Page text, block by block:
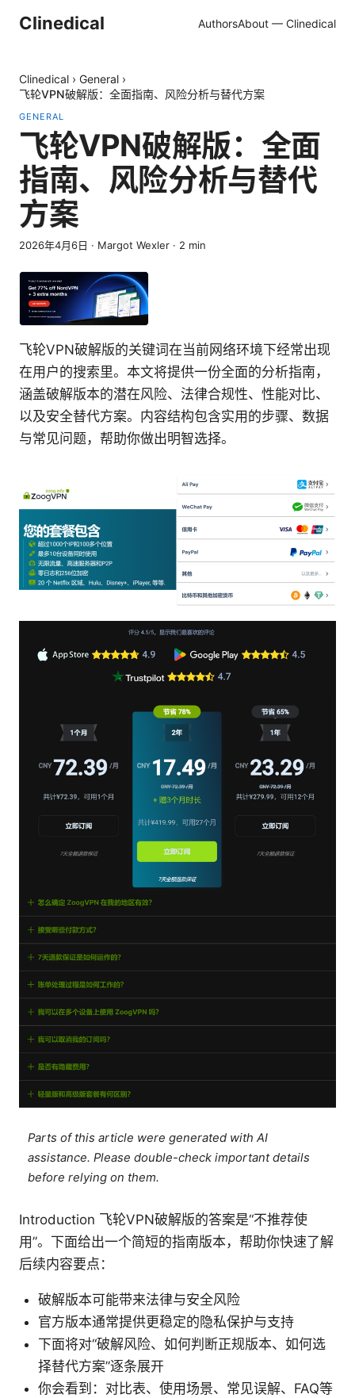
Clinedical AuthorsAbout — Clinedical
Clinedical › General ›
飞轮VPN破解版：全面指南、风险分析与替代方案
GENERAL
飞轮VPN破解版：全面
指南、风险分析与替代
方案
2026年4月6日 · Margot Wexler · 2 min
飞轮VPN破解版的关键词在当前网络环境下经常出现
在用户的搜索里。本文将提供一份全面的分析指南，
涵盖破解版本的潜在风险、法律合规性、性能对比、
以及安全替代方案。内容结构包含实用的步骤、数据
与常见问题，帮助你做出明智选择。
Parts of this article were generated with AI
assistance. Please double-check important details
before relying on them.
Introduction 飞轮VPN破解版的答案是“不推荐使
用”。下面给出一个简短的指南版本，帮助你快速了解
后续内容要点：
破解版本可能带来法律与安全风险
官方版本通常提供更稳定的隐私保护与支持
下面将对“破解风险、如何判断正规版本、如何选
择替代方案”逐条展开
你会看到：对比表、使用场景、常见误解、FAQ等